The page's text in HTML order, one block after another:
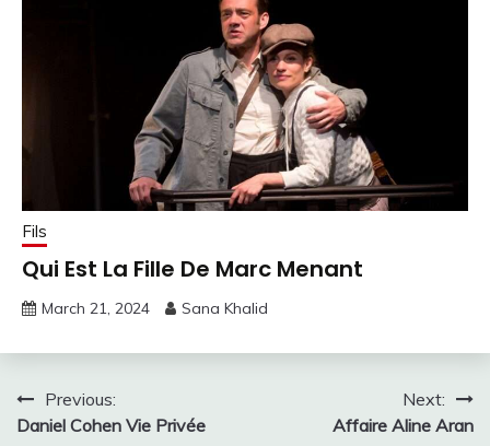
Fils
Qui Est La Fille De Marc Menant
March 21, 2024 Sana Khalid
PostPrevious:
Daniel Cohen Vie Privée
Next:
Affaire Aline Aran